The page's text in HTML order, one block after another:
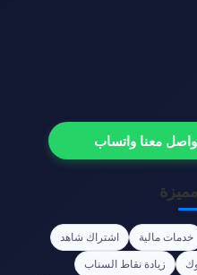
معنا واتساب
خدمات مالية
اشتراك شاهد
زيادة نقاط السناب